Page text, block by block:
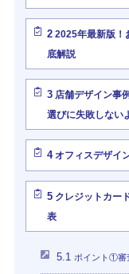
22025年最新版！
底解説
3店舗デザイン事
選びに失敗しない
4オフィスデザイ
5クレジットカー
表
5.1 ポイント①審